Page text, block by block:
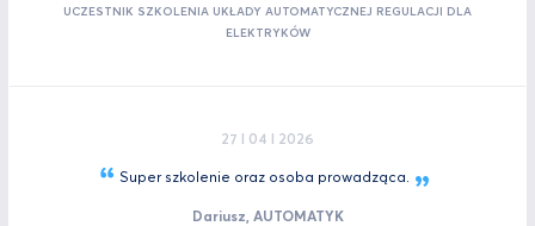
UCZESTNIK SZKOLENIA UKŁADY AUTOMATYCZNEJ REGULACJI DLA
ELEKTRYKÓW
27 I 04 I 2026
Super szkolenie oraz osoba prowadząca.
Dariusz, AUTOMATYK